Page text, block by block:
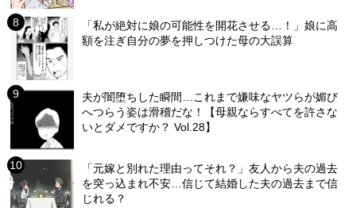
「私が絶対に娘の可能性を開花させる…！」娘に高
額を注ぎ自分の夢を押しつけた母の大誤算
夫が闇堕ちした瞬間…これまで嫌味なヤツらが媚び
へつらう姿は滑稽だな！【母親ならすべてを許さな
いとダメですか？ Vol.28】
「元嫁と別れた理由ってそれ？」友人から夫の過去
を突っ込まれ不安…信じて結婚した夫の過去まで信
じれる？